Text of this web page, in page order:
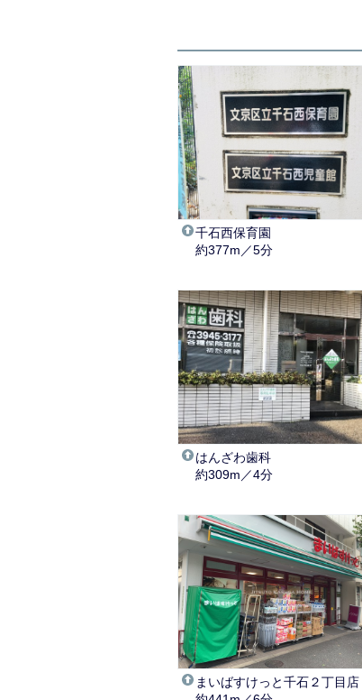
千石西保育園
約377m／5分
はんざわ歯科
約309m／4分
まいばすけっと千石２丁目店